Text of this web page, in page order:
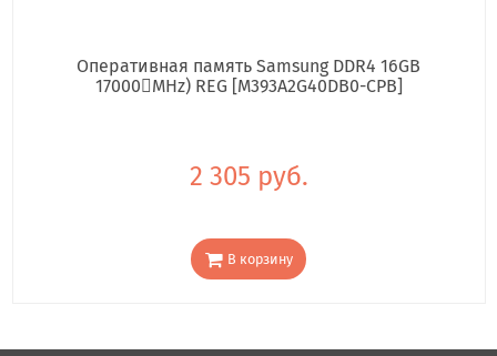
Оперативная память Samsung DDR4 16GB
17000񢋕MHz) REG [M393A2G40DB0-CPB]
2 305 руб.
В корзину